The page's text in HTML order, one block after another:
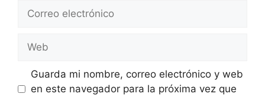
Correo
Web
Guarda mi nombre, correo electrónico y web
en este navegador para la próxima vez que